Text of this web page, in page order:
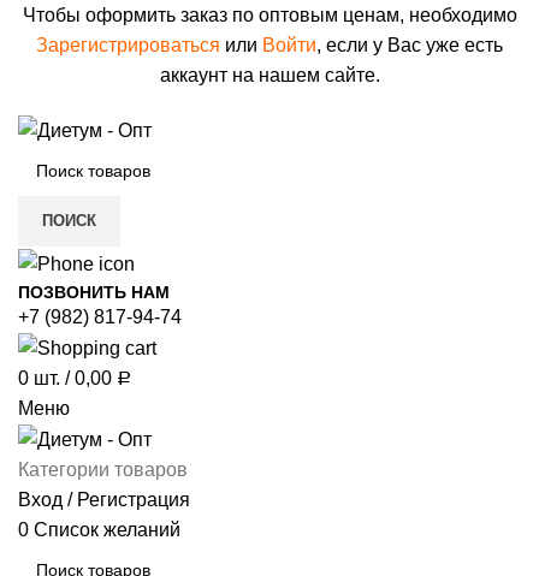
Чтобы оформить заказ по оптовым ценам, необходимо
Зарегистрироваться или Войти, если у Вас уже есть
аккаунт на нашем сайте.
ПОИСК
ПОЗВОНИТЬ НАМ
+7 (982) 817-94-74
0 шт. / 0,00 Р
Меню
Категории товаров
Вход / Регистрация
0 Список желаний